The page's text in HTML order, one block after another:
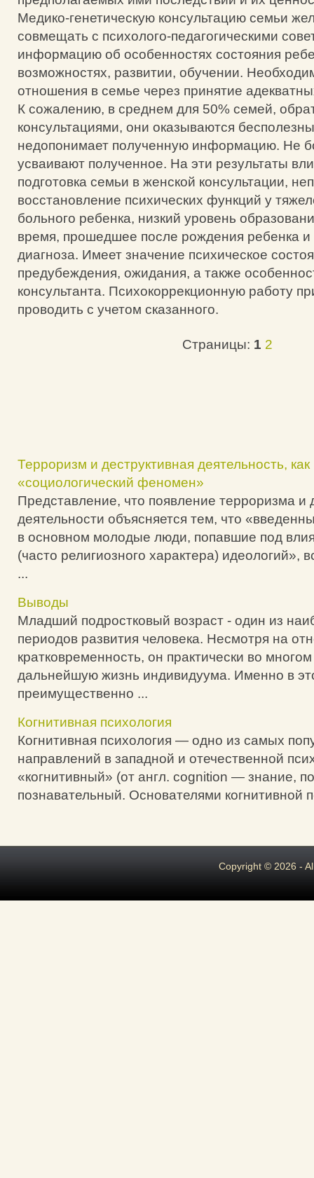
Медико-генетическую консультацию семьи
совмещать с психолого-педагогическими
информацию об особенностях состояния
возможностях, развитии, обучении.
отношения в семье через принятие
К сожалению, в среднем для 50% семей,
консультациями, они оказываются
недопонимает полученную информацию. Не
усваивают полученное. На эти результаты
подготовка семьи в женской консультации,
восстановление психических функций у
больного ребенка, низкий уровень
время, прошедшее после рождения ребенка и
диагноза. Имеет значение психическое
предубеждения, ожидания, а также
консультанта. Психокоррекционную работу
проводить с учетом сказанного.
Страницы: 1 2
Терроризм и деструктивная деятельность,
«социологический феномен»
Представление, что появление терроризма и
деятельности объясняется тем, что
в основном молодые люди, попавшие под
(часто религиозного характера) идеологий»,
...
Выводы
Младший подростковый возраст - один из
периодов развития человека. Несмотря на
кратковременность, он практически во
дальнейшую жизнь индивидуума. Именно в
преимущественно ...
Когнитивная психология
Когнитивная психология — одно из самых
направлений в западной и отечественной
«когнитивный» (от англ. cognition — знание,
познавательный. Основателями когнитивной
Copyright © 2026 -